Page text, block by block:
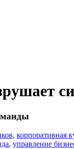
, корпоративная
, управление